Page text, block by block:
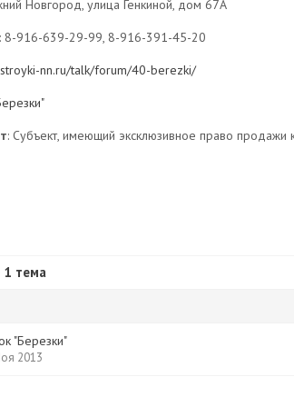
Новгород, улица Генкиной, дом 67А
: 8-916-639-29-99, 8-916-391-45-20
nn.ru/talk/forum/40-berezki/
: Субъект, имеющий эксклюзивное право продажи
тема
"Березки"
2013